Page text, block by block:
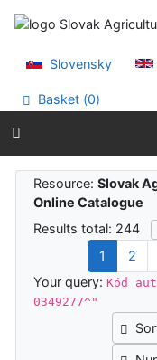
Go to menu
Slovensky
Basket (0)
Search
Resource:Slovak
Online Catalogue
Results total: 244
1
2
Your query:Kód
0349277^"